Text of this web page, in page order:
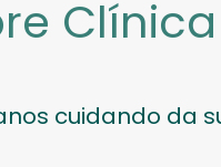
cuidando da